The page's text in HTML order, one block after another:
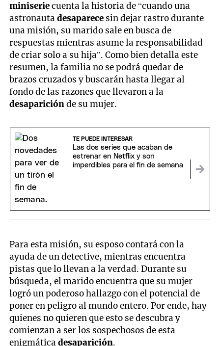
miniseriecuenta la historia de “cuando una
astronautadesaparece sin dejar rastro durante
una misión, su marido sale en busca de
respuestas mientras asume la responsabilidad
de criar solo a su hija”. Como bien detalla este
resumen, la familia no se podrá quedar de
brazos cruzados y buscarán hasta llegar al
fondo de las razones que llevaron a la
desapariciónde su mujer.
TE PUEDE INTERESAR
Las dos series que acaban de
estrenar en Netflix y son
imperdibles para el fin de semana
Para esta misión, su esposo contará con la
ayuda de un detective, mientras encuentra
pistas que lo llevan a la verdad. Durante su
búsqueda, el marido encuentra que su mujer
logró un poderoso hallazgo con el potencial de
poner en peligro al mundo entero. Por ende, hay
quienes no quieren que esto se descubra y
comienzan a ser los sospechosos de esta
enigmáticadesaparición.